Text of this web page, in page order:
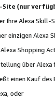
Site (nur
Ihre Alexa Skill-
einzigen Alexa
Shopping
über Alexa
einen Kauf
oder